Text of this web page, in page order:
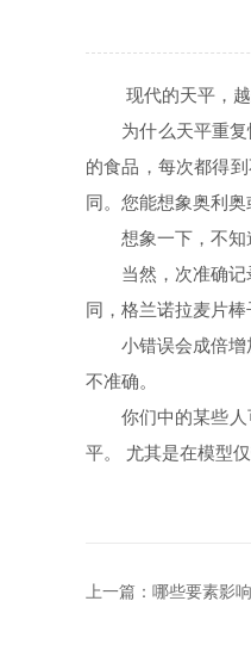
现代的天平，越来
为什么天平重复性
的食品，每次都得
同。您能想象奥利
想象一下，不知
当然，次准确记录
同，格兰诺拉麦片
小错误会成倍增加
不准确。
你们中的某些人可
平。 尤其是在模型
上一篇： 哪些要素影